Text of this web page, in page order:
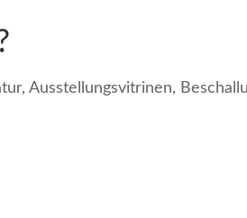
Ausstellungsvitrinen,